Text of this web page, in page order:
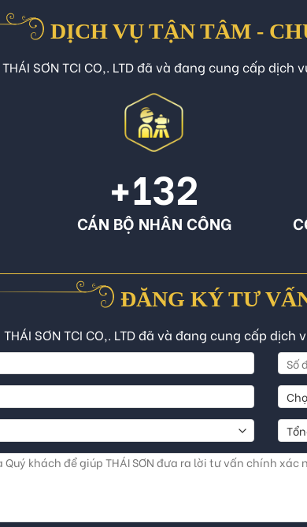
DỊCH VỤ TẬN TÂM -
THÁI SƠN TCI CO,. LTD đã và đang cung cấp
+132
CÁN BỘ NHÂN CÔNG
ĐĂNG KÝ TƯ
THÁI SƠN TCI CO,. LTD đã và đang cung cấp